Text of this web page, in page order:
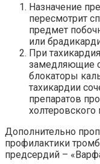
Назначение
пересмотрит
предмет
или
При
замедляющие
блокаторы
тахикардии
препаратов
холтеровского
Дополнительно
профилактики
предсердий –